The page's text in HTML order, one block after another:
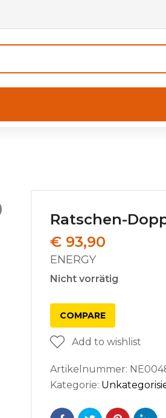
Ratschen-
€ 93,90
ENERGY
Nicht vorrätig
COMPARE
Add to wishlist
Artikelnummer:
Kategorie: